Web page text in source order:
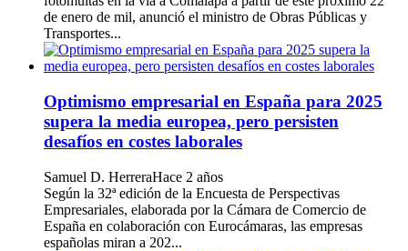
de enero de mil, anunció el ministro de Obras Públicas y
Transportes...
Optimismo empresarial en España para 2025
supera la media europea, pero persisten
desafíos en costes laborales
Samuel D. HerreraHace 2 años
Según la 32ª edición de la Encuesta de Perspectivas
Empresariales, elaborada por la Cámara de Comercio de
España en colaboración con Eurocámaras, las empresas
españolas miran a 202...